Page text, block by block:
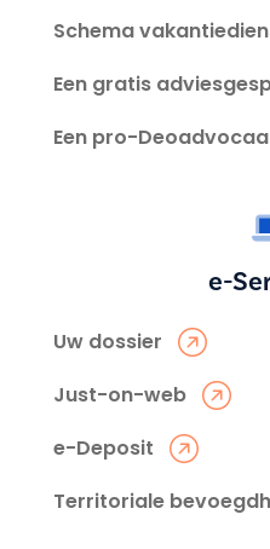
Schema
Een gratis
Een pro-
e-
Uw dossier
Just-on-web
e-Deposit
Territoriale